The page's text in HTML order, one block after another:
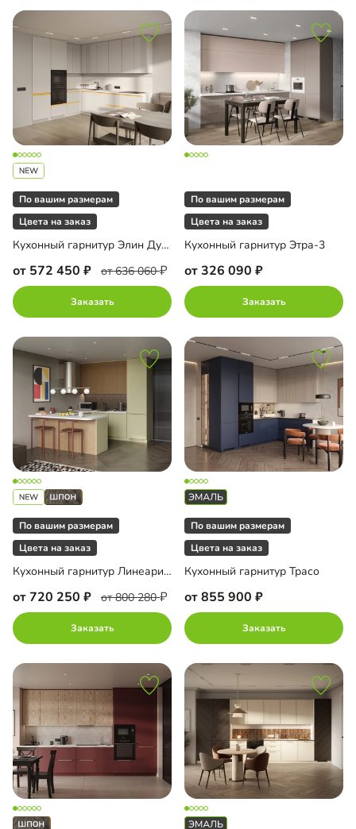
По вашим размерам
Цвета на заказ
Кухонный гарнитур Элин Дуо-3
от 572 450 от 636 060
Заказать
По вашим размерам
Цвета на заказ
Кухонный гарнитур Этра-3
от 326 090
Заказать
По вашим размерам
Цвета на заказ
Кухонный гарнитур Линеарис-14
от 720 250 от 800 280
Заказать
По вашим размерам
Цвета на заказ
Кухонный гарнитур Трасо
от 855 900
Заказать